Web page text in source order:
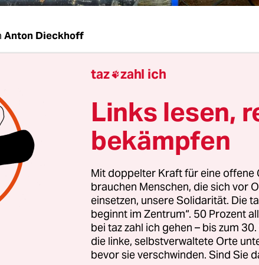
Anton Dieckhoff
Müller, noch heizen wir in Deutschland
mit Gas, Öl und Kohle. Das muss sich
Verkauf stockt. Ist das für Sie schon
Müller:
Ich finde den verlangsamten
nicht so dramatisch. Viel wichtiger ist,
verlässliche Wärmeplanung haben. Meiner
die sozialverträglichste Form, in
taz zahl ich
Links lesen,
bekämpfen
Mit doppelter Kraft für eine offene
brauchen Menschen, die sich vor
einsetzen, unsere Solidarität. Die
beginnt im Zentrum“. 50 Prozent
bei taz zahl ich gehen – bis zum
die linke, selbstverwaltete Orte
bevor sie verschwinden. Sind Sie